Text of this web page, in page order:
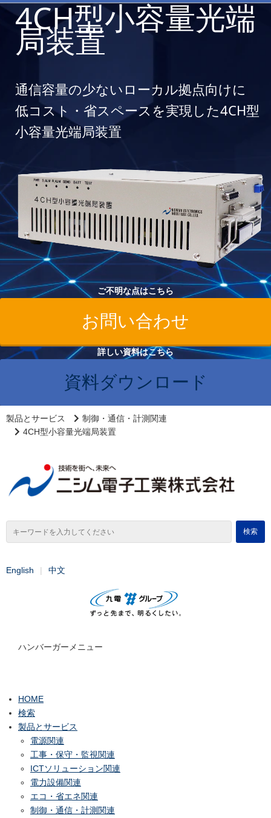
4CH型小容量光端
局装置
通信容量の少ないローカル拠点向けに
低コスト・省スペースを実現した4CH型
小容量光端局装置
ご不明な点はこちら
お問い合わせ
詳しい資料はこちら
資料ダウンロード
製品とサービス
制御・通信・計測関連
4CH型小容量光端局装置
English 中文
ハンバーガーメニュー
HOME
検索
製品とサービス
電源関連
工事・保守・監視関連
ICTソリューション関連
電力設備関連
エコ・省エネ関連
制御・通信・計測関連